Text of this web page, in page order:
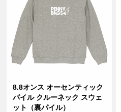
8.8オンス オーセンティック
パイル クルーネック スウェ
ット（裏パイル）